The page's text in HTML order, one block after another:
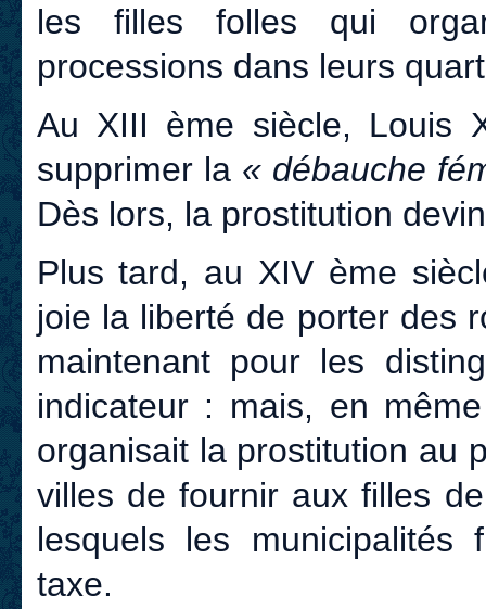
les filles folles qui
processions dans leurs
Au XIII ème siècle, Louis
supprimer la « débauche
Dès lors, la prostitution
Plus tard, au XIV ème
joie la liberté de porter des
maintenant pour les
indicateur : mais, en
organisait la prostitution au
villes de fournir aux filles
lesquels les municipalités
taxe.